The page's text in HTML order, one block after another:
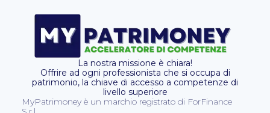
La nostra missione è chiara!
Offrire ad ogni professionista che si occupa di
patrimonio, la chiave di accesso a competenze di
livello superiore
MyPatrimoney è un marchio registrato di ForFinance